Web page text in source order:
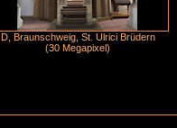
D, Braunschweig, St. Ulrici Brüdern
(30 Megapixel)